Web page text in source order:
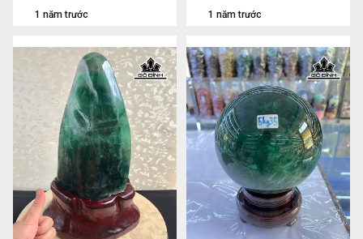
1 năm trước 1 năm trước